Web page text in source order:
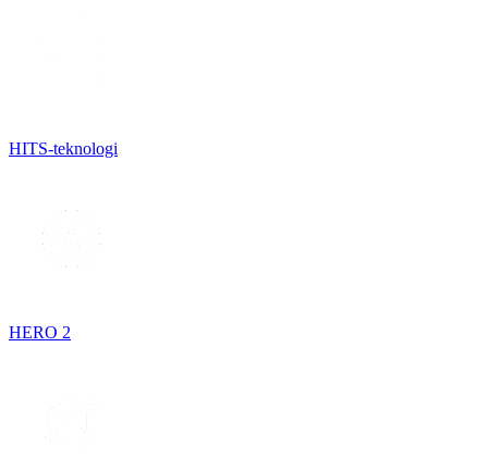
HITS-teknologi
HERO 2